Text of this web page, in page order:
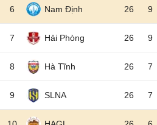
6 Nam Định 26 9
7 Hải Phòng 26 9
8 Hà Tĩnh 26 7
9 SLNA 26 7